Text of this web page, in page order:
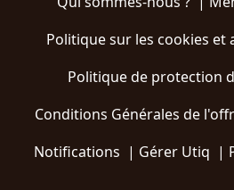
Politique sur les cookies et
Politique de protection
Conditions Générales de
Notifications | Gérer Utiq |